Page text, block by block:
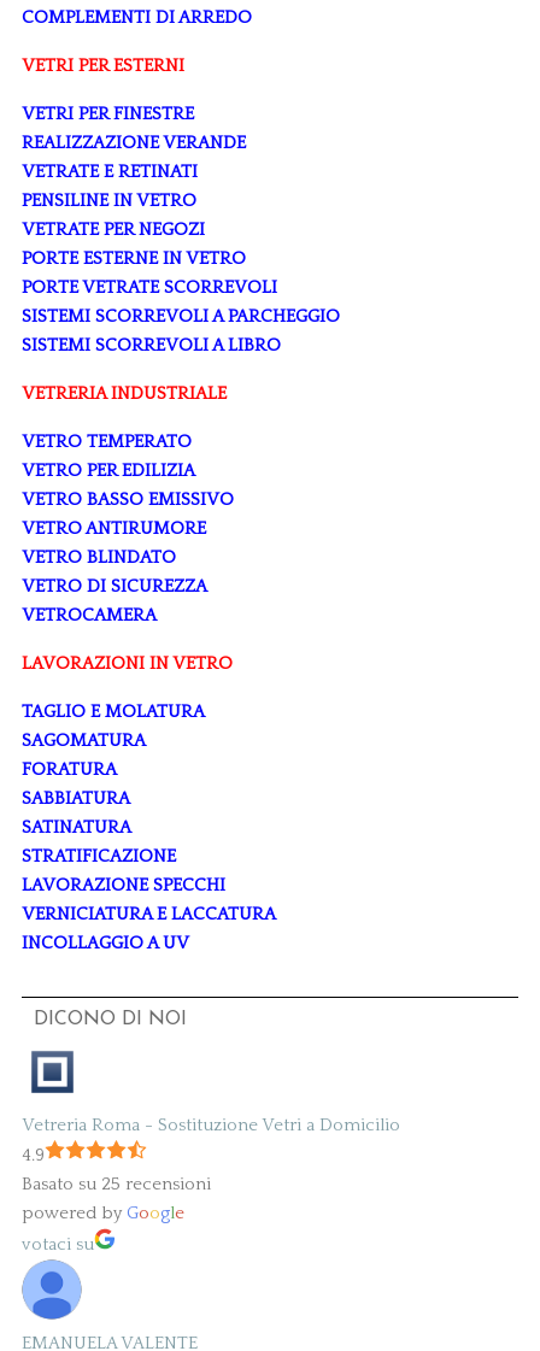
COMPLEMENTI DI ARREDO
VETRI PER ESTERNI
VETRI PER FINESTRE
REALIZZAZIONE VERANDE
VETRATE E RETINATI
PENSILINE IN VETRO
VETRATE PER NEGOZI
PORTE ESTERNE IN VETRO
PORTE VETRATE SCORREVOLI
SISTEMI SCORREVOLI A PARCHEGGIO
SISTEMI SCORREVOLI A LIBRO
VETRERIA INDUSTRIALE
VETRO TEMPERATO
VETRO PER EDILIZIA
VETRO BASSO EMISSIVO
VETRO ANTIRUMORE
VETRO BLINDATO
VETRO DI SICUREZZA
VETROCAMERA
LAVORAZIONI IN VETRO
TAGLIO E MOLATURA
SAGOMATURA
FORATURA
SABBIATURA
SATINATURA
STRATIFICAZIONE
LAVORAZIONE SPECCHI
VERNICIATURA E LACCATURA
INCOLLAGGIO A UV
DICONO DI NOI
Vetreria Roma - Sostituzione Vetri a Domicilio
4.9
Basato su 25 recensioni
powered by Google
votaci su
EMANUELA VALENTE